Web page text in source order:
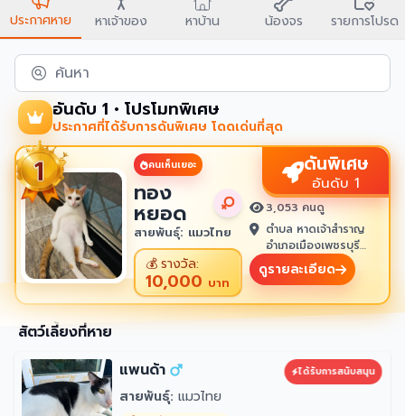
ประกาศหาย หาเจ้าของ หาบ้าน น้องจร รายการโปรด
ค้นหา
อันดับ 1 • โปรโมทพิเศษ
ประกาศที่ได้รับการดันพิเศษ โดดเด่นที่สุด
คนเห็นเยอะ
ทอง
หยอด
สายพันธุ์: แมวไทย
💰รางวัล:
10,000 บาท
ดันพิเศษ
อันดับ 1
3,053 คนดู
ตำบล หาดเจ้าสำราญ
อำเภอเมืองเพชรบุรี
เพชรบุรี 76100
ดูรายละเอียด
สัตว์เลี้ยงที่หาย
แพนด้า
ได้รับการสนับสนุน
สายพันธุ์: แมวไทย